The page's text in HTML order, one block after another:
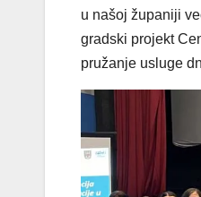
u našoj županiji
gradski projekt
pružanje usluge